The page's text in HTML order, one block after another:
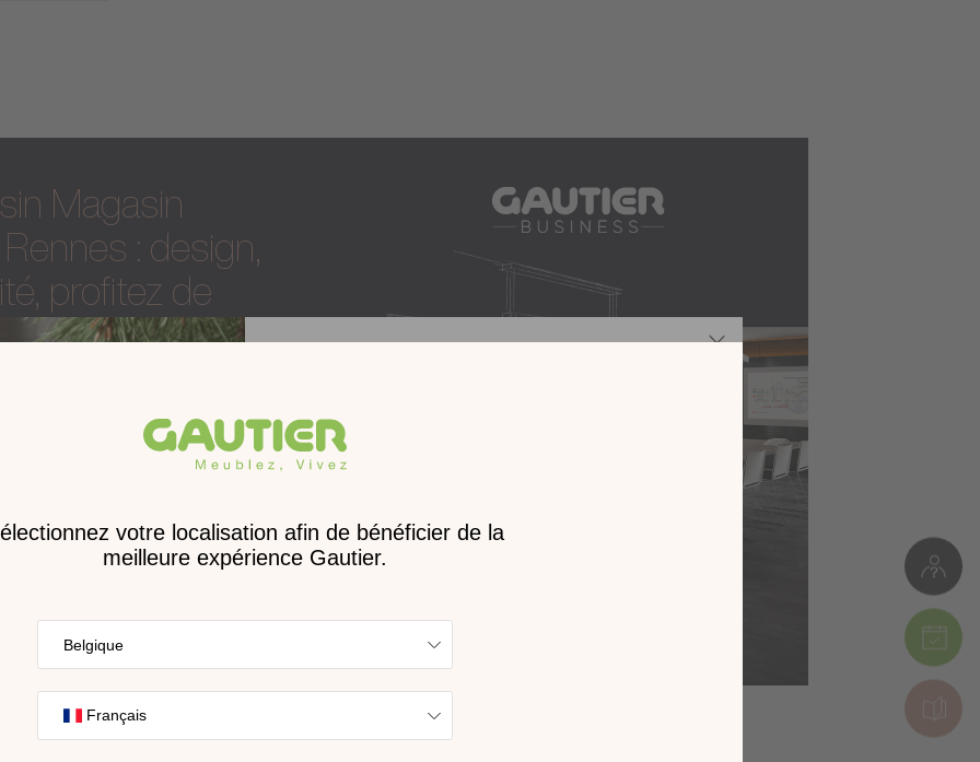
Magasin
: design,
profitez de
au service
co-working, halls de réception,
meubles Gautier Rennes :
une solution à vous proposer avec
nouveau catalogue
Trouvez l’inspiration en découvrant
nos collections sur l’écran de votre